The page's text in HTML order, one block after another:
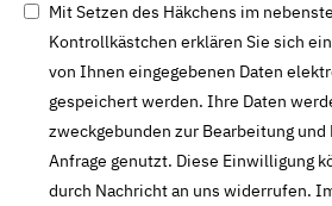
Mit Setzen des Häkchens im
Kontrollkästchen erklären Sie sich
von Ihnen eingegebenen Daten
gespeichert werden. Ihre Daten
zweckgebunden zur Bearbeitung
Anfrage genutzt. Diese Einwilligung
durch Nachricht an uns widerrufen.